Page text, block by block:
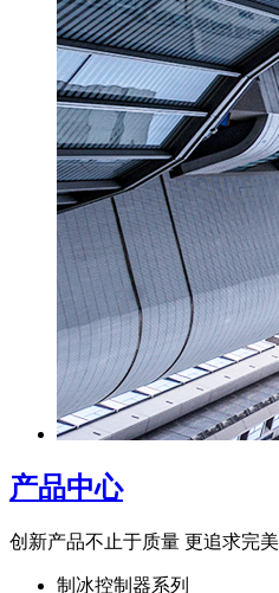
产品中心
创新产品不止于质量 更追求完美
制冰控制器系列